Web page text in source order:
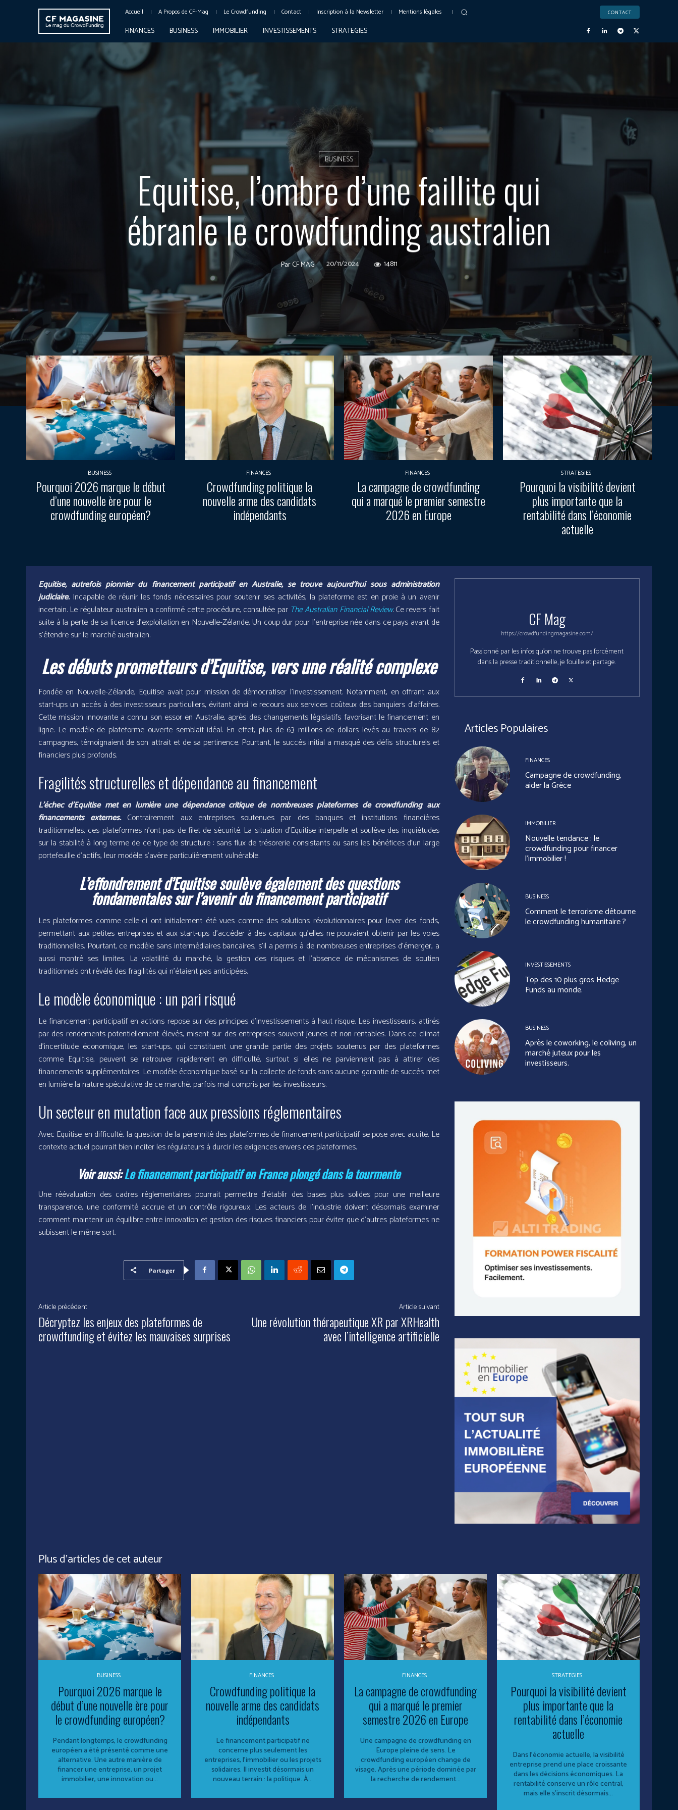
Accueil A Propos de CF-Mag Le Crowdfunding Contact Inscription à la Newsletter Mentions légales CONTACT
FINANCES BUSINESS IMMOBILIER INVESTISSEMENTS STRATEGIES
BUSINESS
Equitise, l’ombre d’une faillite qui
ébranle le crowdfunding australien
ParCF MAG 20/11/2024 14811
BUSINESS
Pourquoi 2026 marque le début
d’une nouvelle ère pour le
crowdfunding européen?
FINANCES
Crowdfunding politique la
nouvelle arme des candidats
indépendants
FINANCES
La campagne de crowdfunding
qui a marqué le premier semestre
2026 en Europe
STRATEGIES
Pourquoi la visibilité devient
plus importante que la
rentabilité dans l’économie
actuelle
Equitise, autrefois pionnier du financement participatif en Australie, se trouve aujourd’hui sous administration
judiciaire.Incapable de réunir les fonds nécessaires pour soutenir ses activités, la plateforme est en proie à un avenir
incertain. Le régulateur australien a confirmé cette procédure, consultée par The Australian Financial Review. Ce revers fait
suite à la perte de sa licence d’exploitation en Nouvelle-Zélande. Un coup dur pour l’entreprise née dans ce pays avant de
s’étendre sur le marché australien.
Les débuts prometteurs d’Equitise, vers une réalité complexe
Fondée en Nouvelle-Zélande, Equitise avait pour mission de démocratiser l’investissement. Notamment, en offrant aux
start-ups un accès à des investisseurs particuliers, évitant ainsi le recours aux services coûteux des banquiers d’affaires.
Cette mission innovante a connu son essor en Australie, après des changements législatifs favorisant le financement en
ligne. Le modèle de plateforme ouverte semblait idéal. En effet, plus de 63 millions de dollars levés au travers de 82
campagnes, témoignaient de son attrait et de sa pertinence. Pourtant, le succès initial a masqué des défis structurels et
financiers plus profonds.
Fragilités structurelles et dépendance au financement
L’échec d’Equitise met en lumière une dépendance critique de nombreuses plateformes de crowdfunding aux
financements externes.Contrairement aux entreprises soutenues par des banques et institutions financières
traditionnelles, ces plateformes n’ont pas de filet de sécurité. La situation d’Equitise interpelle et soulève des inquiétudes
sur la stabilité à long terme de ce type de structure : sans flux de trésorerie consistants ou sans les bénéfices d’un large
portefeuille d’actifs, leur modèle s’avère particulièrement vulnérable.
L’effondrement d’Equitise soulève également des questions
fondamentales sur l’avenir du financement participatif
Les plateformes comme celle-ci ont initialement été vues comme des solutions révolutionnaires pour lever des fonds,
permettant aux petites entreprises et aux start-ups d’accéder à des capitaux qu’elles ne pouvaient obtenir par les voies
traditionnelles. Pourtant, ce modèle sans intermédiaires bancaires, s’il a permis à de nombreuses entreprises d’émerger, a
aussi montré ses limites. La volatilité du marché, la gestion des risques et l’absence de mécanismes de soutien
traditionnels ont révélé des fragilités qui n’étaient pas anticipées.
Le modèle économique : un pari risqué
Le financement participatif en actions repose sur des principes d’investissements à haut risque. Les investisseurs, attirés
par des rendements potentiellement élevés, misent sur des entreprises souvent jeunes et non rentables. Dans ce climat
d’incertitude économique, les start-ups, qui constituent une grande partie des projets soutenus par des plateformes
comme Equitise, peuvent se retrouver rapidement en difficulté, surtout si elles ne parviennent pas à attirer des
financements supplémentaires. Le modèle économique basé sur la collecte de fonds sans aucune garantie de succès met
en lumière la nature spéculative de ce marché, parfois mal compris par les investisseurs.
Un secteur en mutation face aux pressions réglementaires
Avec Equitise en difficulté, la question de la pérennité des plateformes de financement participatif se pose avec acuité. Le
contexte actuel pourrait bien inciter les régulateurs à durcir les exigences envers ces plateformes.
Voir aussi:Le financement participatif en France plongé dans la tourmente
Une réévaluation des cadres réglementaires pourrait permettre d’établir des bases plus solides pour une meilleure
transparence, une conformité accrue et un contrôle rigoureux. Les acteurs de l’industrie doivent désormais examiner
comment maintenir un équilibre entre innovation et gestion des risques financiers pour éviter que d’autres plateformes ne
subissent le même sort.
Partager
Article précédent
Décryptez les enjeux des plateformes de
crowdfunding et évitez les mauvaises surprises
Article suivant
Une révolution thérapeutique XR par XRHealth
avec l’intelligence artificielle
CF Mag
https://crowdfundingmagasine.com/
Passionné par les infos qu'on ne trouve pas forcément
dans la presse traditionnelle, je fouille et partage.
Articles Populaires
FINANCES
Campagne de crowdfunding,
aider la Grèce
IMMOBILIER
Nouvelle tendance : le
crowdfunding pour financer
l’immobilier !
BUSINESS
Comment le terrorisme détourne
le crowdfunding humanitaire ?
INVESTISSEMENTS
Top des 10 plus gros Hedge
Funds au monde.
BUSINESS
Après le coworking, le coliving, un
marché juteux pour les
investisseurs.
Plus d'articles de cet auteur
BUSINESS
Pourquoi 2026 marque le
début d’une nouvelle ère pour
le crowdfunding européen?
Pendant longtemps, le crowdfunding
européen a été présenté comme une
alternative. Une autre manière de
financer une entreprise, un projet
immobilier, une innovation ou...
FINANCES
Crowdfunding politique la
nouvelle arme des candidats
indépendants
Le financement participatif ne
concerne plus seulement les
entreprises, l’immobilier ou les projets
solidaires. Il investit désormais un
nouveau terrain : la politique. À...
FINANCES
La campagne de crowdfunding
qui a marqué le premier
semestre 2026 en Europe
Une campagne de crowdfunding en
Europe pleine de sens. Le
crowdfunding européen change de
visage. Après une période dominée par
la recherche de rendement...
STRATEGIES
Pourquoi la visibilité devient
plus importante que la
rentabilité dans l’économie
actuelle
Dans l’économie actuelle, la visibilité
entreprise prend une place croissante
dans les décisions économiques. La
rentabilité conserve un rôle central,
mais elle s’inscrit désormais...